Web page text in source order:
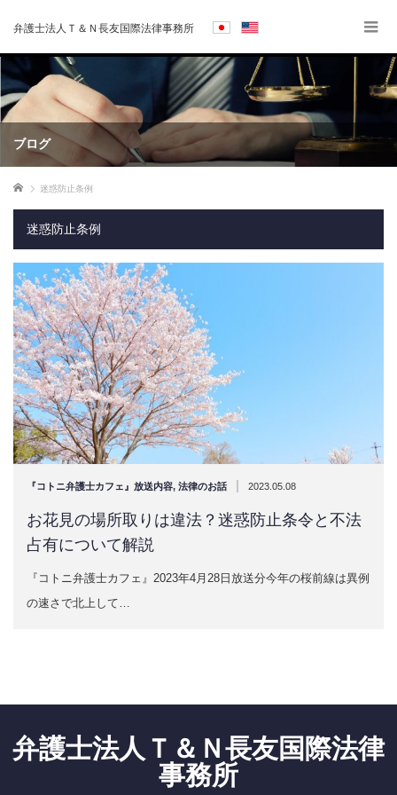
弁護士法人Ｔ＆Ｎ長友国際法律事務所
ブログ
ホーム 迷惑防止条例
迷惑防止条例
『コトニ弁護士カフェ』放送内容, 法律のお話 | 2023.05.08
お花見の場所取りは違法？迷惑防止条令と不法
占有について解説
『コトニ弁護士カフェ』2023年4月28日放送分今年の桜前線は異例
の速さで北上して…
弁護士法人Ｔ＆Ｎ長友国際法律
事務所